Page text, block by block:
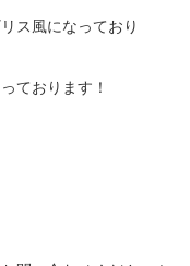
ス風になっており
ております！